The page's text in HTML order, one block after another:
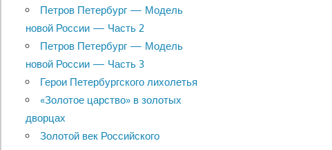
Петров Петербург — Модель
новой России — Часть 2
Петров Петербург — Модель
новой России — Часть 3
Герои Петербургского лихолетья
«Золотое царство» в золотых
дворцах
Золотой век Российского